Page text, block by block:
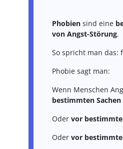
Phobiensind eine
von Angst-Störung.
So spricht man das:
Phobie sagt man:
Wenn Menschen
bestimmten Sachen
Oder vor
Oder vor